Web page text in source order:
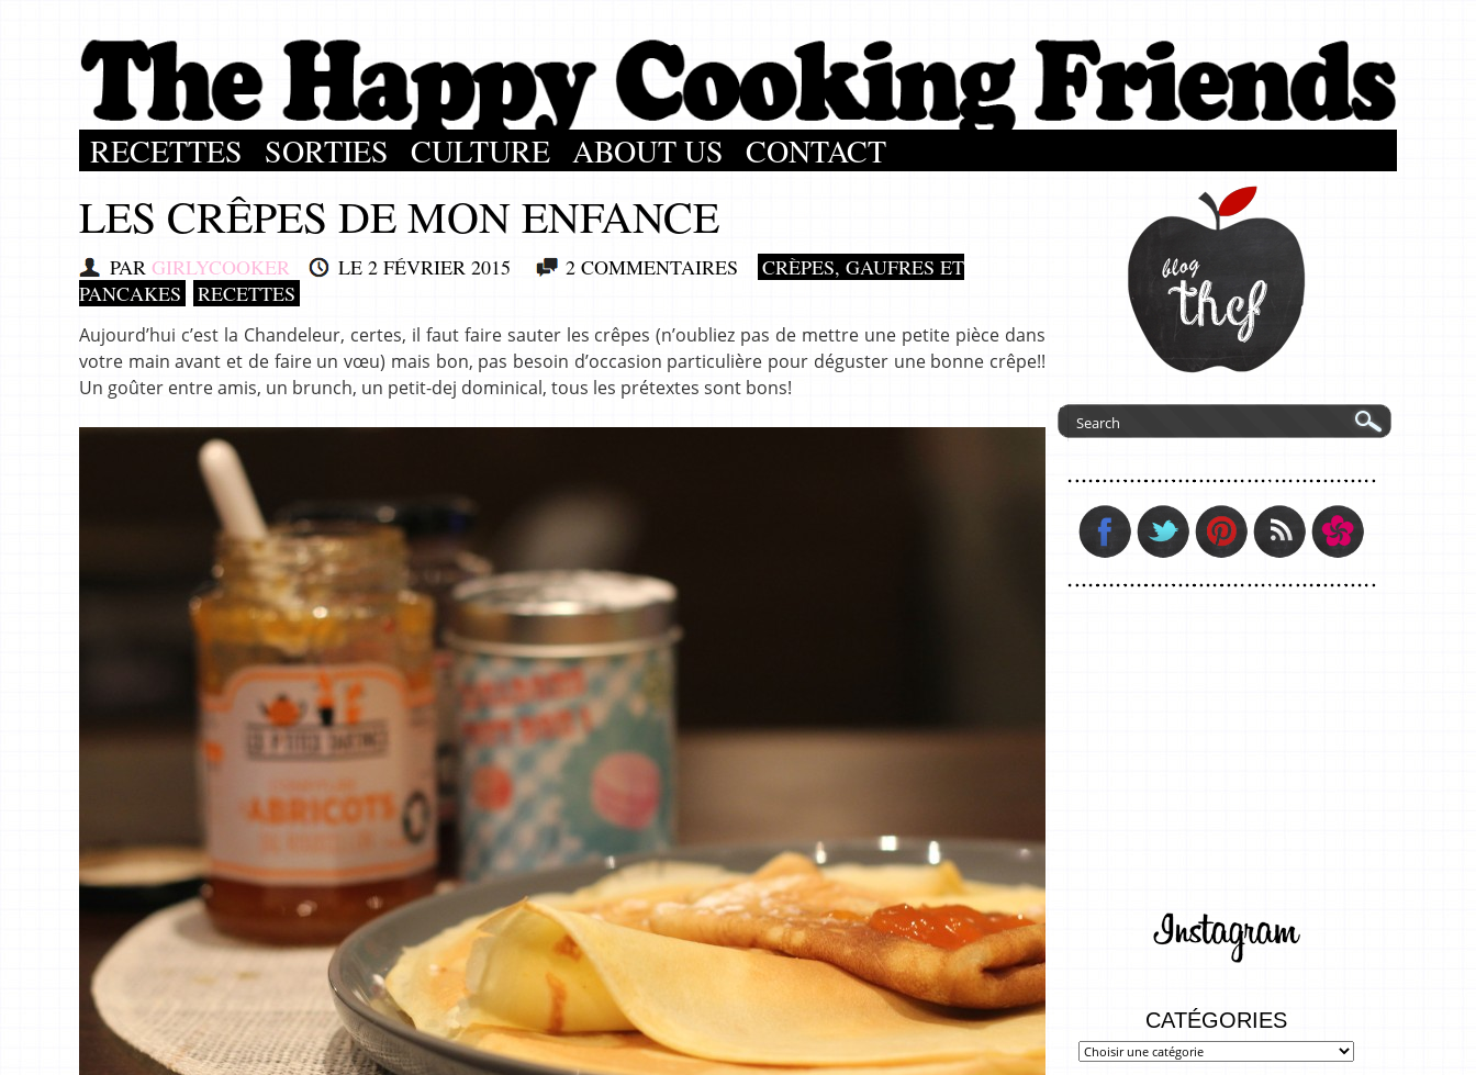
RECETTES SORTIES CULTURE ABOUT US CONTACT
LES CRÊPES DE MON ENFANCE
PAR GIRLYCOOKER LE 2 FÉVRIER 2015 2 COMMENTAIRES
CRÈPES, GAUFRES ET
PANCAKES
RECETTES
Aujourd’hui c’est la Chandeleur, certes, il faut faire sauter les crêpes (n’oubliez pas de mettre une petite pièce dans
votre main avant et de faire un vœu) mais bon, pas besoin d’occasion particulière pour déguster une bonne crêpe!!
Un goûter entre amis, un brunch, un petit-dej dominical, tous les prétextes sont bons!
CATÉGORIES